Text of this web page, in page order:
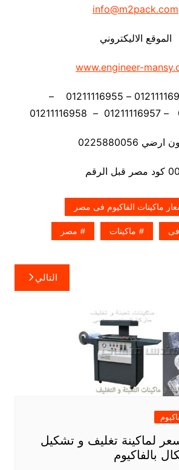
info@m2pack.com
الموقع الاليكتروني
www.engineer-
موبايل: 01211116954 – 01211116955 –
0225880056
قبل الرقم
ماكينات الفاكيوم فى مصر
فى ماكينات مصر
التالي
لماكينة تغليف و تشكيل
بالفاكيوم